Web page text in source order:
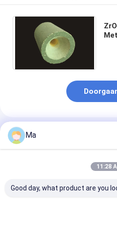
Geadviseerde Producten
Ma
11:28
Good day, what product are you